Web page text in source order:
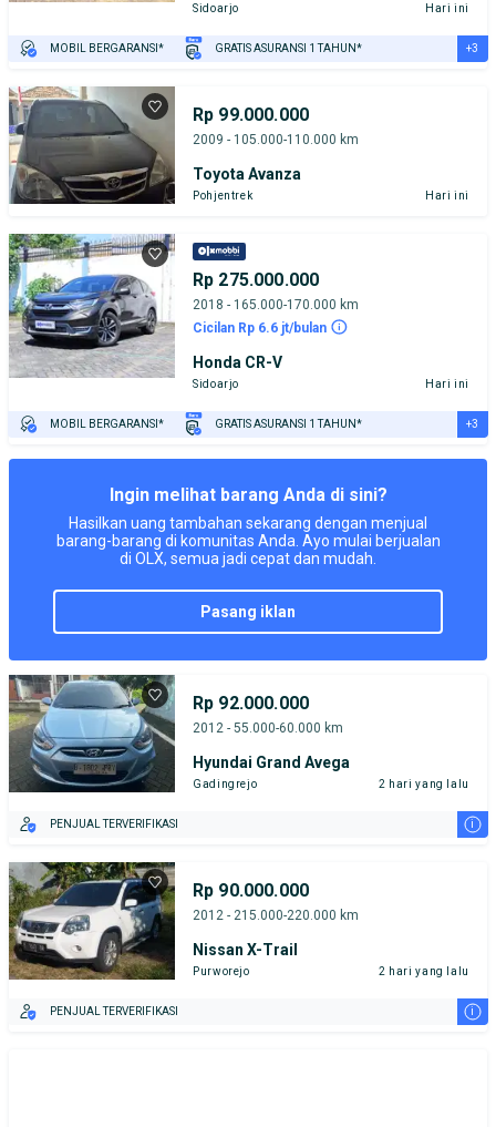
Sidoarjo Hari ini
MOBIL BERGARANSI* GRATIS ASURANSI 1 TAHUN*
PENJUAL TERVERIFIKASI
+3
Rp 99.000.000
2009 - 105.000-110.000 km
Toyota Avanza
Pohjentrek Hari ini
Rp 275.000.000
2018 - 165.000-170.000 km
Cicilan Rp 6.6 jt/bulan
Honda CR-V
Sidoarjo Hari ini
MOBIL BERGARANSI* GRATIS ASURANSI 1 TAHUN* +3
Ingin melihat barang Anda di sini?
Hasilkan uang tambahan sekarang dengan menjual
barang-barang di komunitas Anda. Ayo mulai berjualan
di OLX, semua jadi cepat dan mudah.
pasang iklan
Rp 92.000.000
2012 - 55.000-60.000 km
Hyundai Grand Avega
Gadingrejo 2 hari yang lalu
PENJUAL TERVERIFIKASI i
Rp 90.000.000
2012 - 215.000-220.000 km
Nissan X-Trail
Purworejo 2 hari yang lalu
PENJUAL TERVERIFIKASI i